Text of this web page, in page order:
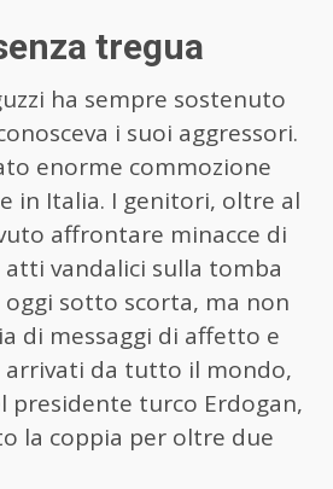
tregua
ha sempre sostenuto
i suoi aggressori.
enorme commozione
in Italia. I genitori, oltre al
affrontare minacce di
vandalici sulla tomba
oggi sotto scorta, ma non
di messaggi di affetto e
arrivati da tutto il mondo,
presidente turco Erdogan,
la coppia per oltre due